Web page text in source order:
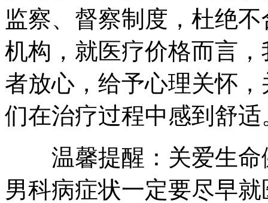
监察、督察制度，杜绝
机构，就医疗价格而言
者放心，给予心理关怀
们在治疗过程中感到舒适
温馨提醒：关爱生命
男科病症状一定要尽早